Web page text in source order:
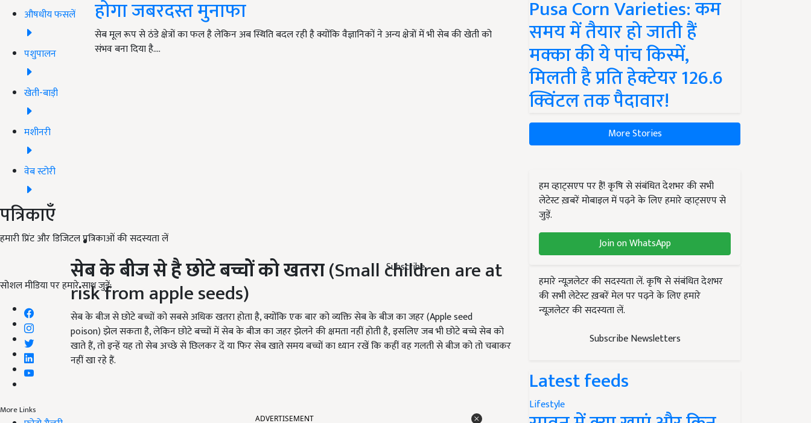
औषधीय फसलें
पशुपालन
खेती-बाड़ी
मशीनरी
वेब स्टोरी
पत्रिकाएँ
हमारी प्रिंट और डिजिटल पत्रिकाओं की सदस्यता लें
Subscribe
सोशल मीडिया पर हमारे साथ जुड़ें:
More Links
होगा जबरदस्त मुनाफा
सेब मूल रूप से ठंडे क्षेत्रों का फल है लेकिन अब स्थिति बदल रही है क्योंकि वैज्ञानिकों ने अन्य क्षेत्रों में भी सेब की खेती को
संभव बना दिया है.…
सेब के बीज से है छोटे बच्चों को खतरा(Small children are at
risk from apple seeds)
सेब के बीज से छोटे बच्चों को सबसे अधिक खतरा होता है, क्योंकि एक बार को व्यक्ति सेब के बीज का जहर (Apple seed
poison) झेल सकता है, लेकिन छोटे बच्चों में सेब के बीज का जहर झेलने की क्षमता नहीं होती है, इसलिए जब भी छोटे बच्चे सेब को
खाते हैं, तो इन्हें यह तो सेब अच्छे से छिलकर दें या फिर सेब खाते समय बच्चों का ध्यान रखें कि कहीं वह गलती से बीज को तो चबाकर
नहीं खा रहे हैं.
Pusa Corn Varieties: कम
समय में तैयार हो जाती हैं
मक्का की ये पांच किस्में,
मिलती है प्रति हेक्टेयर 126.6
क्विंटल तक पैदावार!
More Stories
हम व्हाट्सएप पर हैं! कृषि से संबंधित देशभर की सभी
लेटेस्ट ख़बरें मोबाइल में पढ़ने के लिए हमारे व्हाट्सएप से
जुड़ें.
Join on WhatsApp
हमारे न्यूज़लेटर की सदस्यता लें. कृषि से संबंधित देशभर
की सभी लेटेस्ट ख़बरें मेल पर पढ़ने के लिए हमारे
न्यूज़लेटर की सदस्यता लें.
Subscribe Newsletters
Latest feeds
Lifestyle